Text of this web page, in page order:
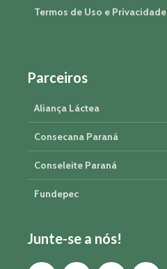
Termos de Uso e Privacidade
Parceiros
Aliança Láctea
Consecana Paraná
Conseleite Paraná
Fundepec
Junte-se a nós!